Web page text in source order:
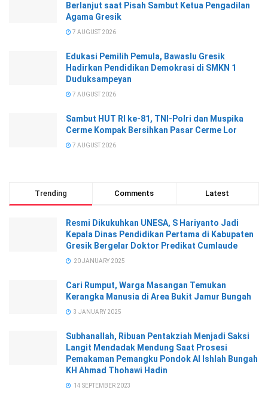
Berlanjut saat Pisah Sambut Ketua Pengadilan
Agama Gresik
7 AUGUST 2026
Edukasi Pemilih Pemula, Bawaslu Gresik
Hadirkan Pendidikan Demokrasi di SMKN 1
Duduksampeyan
7 AUGUST 2026
Sambut HUT RI ke-81, TNI-Polri dan Muspika
Cerme Kompak Bersihkan Pasar Cerme Lor
7 AUGUST 2026
Trending Comments Latest
Resmi Dikukuhkan UNESA, S Hariyanto Jadi
Kepala Dinas Pendidikan Pertama di Kabupaten
Gresik Bergelar Doktor Predikat Cumlaude
20 JANUARY 2025
Cari Rumput, Warga Masangan Temukan
Kerangka Manusia di Area Bukit Jamur Bungah
3 JANUARY 2025
Subhanallah, Ribuan Pentakziah Menjadi Saksi
Langit Mendadak Mendung Saat Prosesi
Pemakaman Pemangku Pondok Al Ishlah Bungah
KH Ahmad Thohawi Hadin
14 SEPTEMBER 2023